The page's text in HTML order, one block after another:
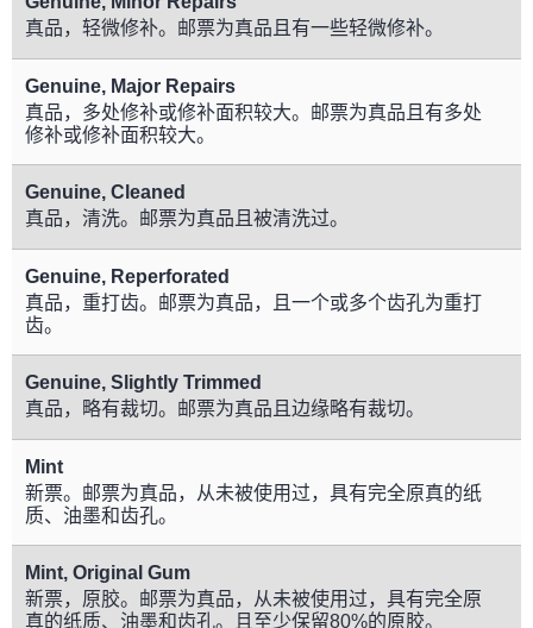
真品，轻微修补。邮票为真品且有一些轻微修补。
Genuine, Major Repairs
真品，多处修补或修补面积较大。邮票为真品且有多处
修补或修补面积较大。
Genuine, Cleaned
真品，清洗。邮票为真品且被清洗过。
Genuine, Reperforated
真品，重打齿。邮票为真品，且一个或多个齿孔为重打
齿。
Genuine, Slightly Trimmed
真品，略有裁切。邮票为真品且边缘略有裁切。
Mint
新票。邮票为真品，从未被使用过，具有完全原真的纸
质、油墨和齿孔。
Mint, Original Gum
新票，原胶。邮票为真品，从未被使用过，具有完全原
真的纸质、油墨和齿孔。且至少保留80%的原胶。